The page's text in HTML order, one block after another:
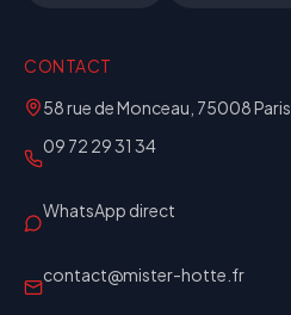
CONTACT
58 rue de Monceau, 75008 Paris
09 72 29 31 34
WhatsApp direct
contact@mister-hotte.fr